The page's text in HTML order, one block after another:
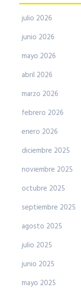
julio 2026
junio 2026
mayo 2026
abril 2026
marzo 2026
febrero 2026
enero 2026
diciembre 2025
noviembre 2025
octubre 2025
septiembre 2025
agosto 2025
julio 2025
junio 2025
mayo 2025